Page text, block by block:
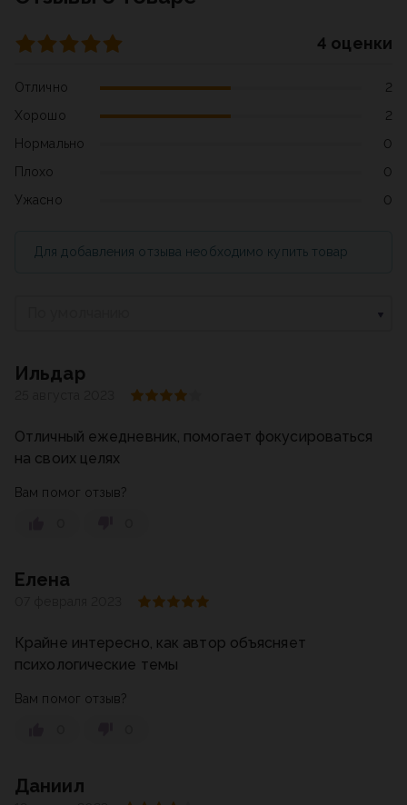
Ильдар
Отличный ежедневник, помогает фокусироваться
на своих целях
Вам помог отзыв?
Елена
Крайне интересно, как автор объясняет
психологические темы
Вам помог отзыв?
Даниил
4 оценки
Отлично
2
Хорошо
2
Нормально
0
Плохо
0
Ужасно
0
Для добавления отзыва необходимо купить товар